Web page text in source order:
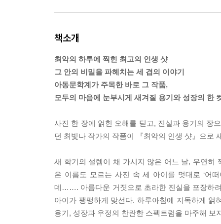
책소개
최악의 하루에 찍힌 최고의 인생 샷
그 안의 비밀을 파헤치는 세 겹의 이야기
아동문학계가 주목한 바로 그 작품,
모두의 마음에 눈부시게 새겨질 용기와 성장의 한
사진 한 장에 얽힌 오해를 딛고, 진실과 용기의 장
던 최빛나 작가의 작품이 『최악의 인생 샷』으로
새 학기의 설렘이 채 가시지 않은 어느 날, 우연히
은 이름도 모르는 사진 속 세 아이를 멋대로 ‘어
데……. 아름다운 거짓으로 초라한 진실을 포장하
아이가 팽팽하게 맞선다. 하루아침에 지독하게
용기, 성장과 우정의 찬란한 스펙트럼을 마주해 보